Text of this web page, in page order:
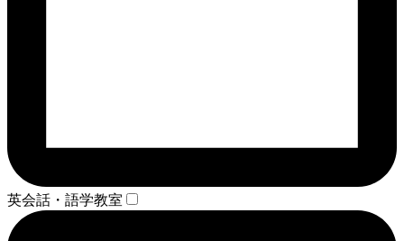
英会話・語学教室